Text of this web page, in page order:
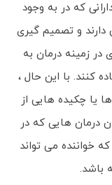
که در به وجود
و تصمیم گیری
زمینه درمان به
کنند. با این حال ،
یا چکیده هایی از
درمان هایی که در
خواننده می تواند
باشد.